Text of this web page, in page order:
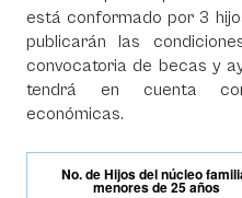
está conformado por 3
publicarán las
convocatoria de becas y
tendrá en cuenta
económicas.
No. de Hijos del núcleo
menores de 25 años